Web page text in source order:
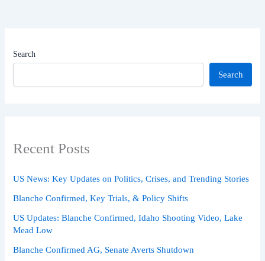
Search
Search
Recent Posts
US News: Key Updates on Politics, Crises, and Trending Stories
Blanche Confirmed, Key Trials, & Policy Shifts
US Updates: Blanche Confirmed, Idaho Shooting Video, Lake
Mead Low
Blanche Confirmed AG, Senate Averts Shutdown